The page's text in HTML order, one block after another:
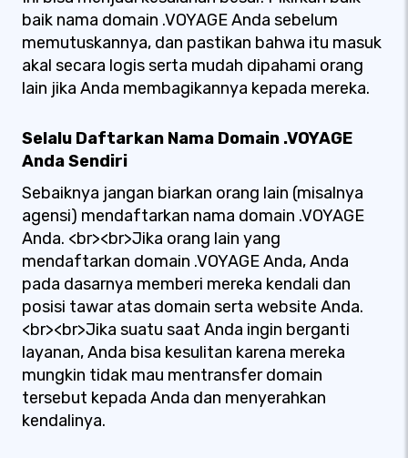
baik nama domain .VOYAGE Anda sebelum
memutuskannya, dan pastikan bahwa itu masuk
akal secara logis serta mudah dipahami orang
lain jika Anda membagikannya kepada mereka.
Selalu Daftarkan Nama Domain .VOYAGE
Anda Sendiri
Sebaiknya jangan biarkan orang lain (misalnya
agensi) mendaftarkan nama domain .VOYAGE
Anda. <br><br>Jika orang lain yang
mendaftarkan domain .VOYAGE Anda, Anda
pada dasarnya memberi mereka kendali dan
posisi tawar atas domain serta website Anda.
<br><br>Jika suatu saat Anda ingin berganti
layanan, Anda bisa kesulitan karena mereka
mungkin tidak mau mentransfer domain
tersebut kepada Anda dan menyerahkan
kendalinya.